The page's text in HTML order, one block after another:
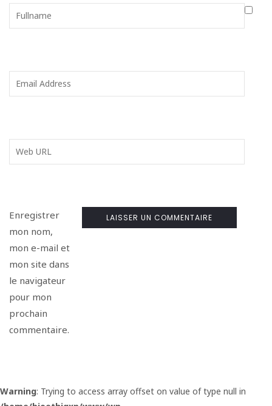
Enregistrer
mon nom,
mon e-mail et
mon site dans
le navigateur
pour mon
prochain
commentaire.
Warning: Trying to access array offset on value of type null in